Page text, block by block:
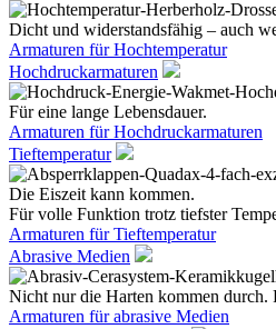
Dicht und widerstandsfähig – auch
Armaturen für Hochtemperatur
Hochdruckarmaturen
Für eine lange Lebensdauer.
Armaturen für Hochdruckarmaturen
Tieftemperatur
Die Eiszeit kann kommen.
Für volle Funktion trotz tiefster
Armaturen für Tieftemperatur
Abrasive Medien
Nicht nur die Harten kommen durch.
Armaturen für abrasive Medien